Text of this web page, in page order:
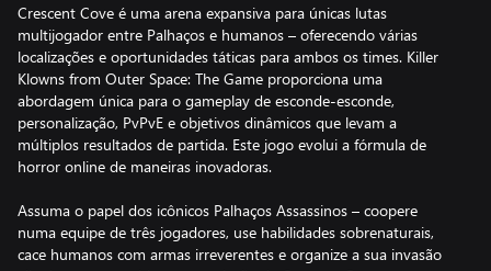
Crescent Cove é uma arena expansiva para únicas lutas
multijogador entre Palhaços e humanos – oferecendo várias
localizações e oportunidades táticas para ambos os times. Killer
Klowns from Outer Space: The Game proporciona uma
abordagem única para o gameplay de esconde-esconde,
personalização, PvPvE e objetivos dinâmicos que levam a
múltiplos resultados de partida. Este jogo evolui a fórmula de
horror online de maneiras inovadoras.
Assuma o papel dos icônicos Palhaços Assassinos – coopere
numa equipe de três jogadores, use habilidades sobrenaturais,
cace humanos com armas irreverentes e organize a sua invasão